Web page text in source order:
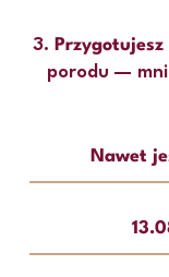
3. Przygotujesz
porodu —
Nawet